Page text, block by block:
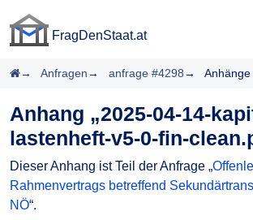
FragDenStaat.at
Startseite
Anfragen anfrage #4298
Anhang „2025-04-14-
lastenheft-v5-0-fin-
Dieser Anhang ist Teil der Anfrage „
Rahmenvertrags betreffend
NÖ“.